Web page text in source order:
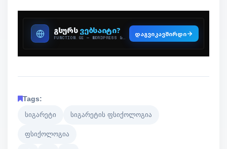
Tags:
სიგარეტი სიგარეტის ფსიქოლოგია
ფსიქოლოგია